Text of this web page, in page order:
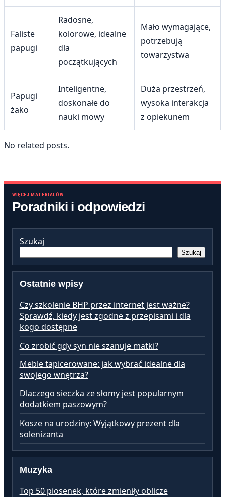
WIĘCEJ MATERIAŁÓW
Poradniki i odpowiedzi
Szukaj
Szukaj
Ostatnie wpisy
Czy szkolenie BHP przez internet jest ważne?
Sprawdź, kiedy jest zgodne z przepisami i dla
kogo dostępne
Co zrobić gdy syn nie szanuje matki?
Meble tapicerowane: jak wybrać idealne dla
swojego wnętrza?
Dlaczego sieczka ze słomy jest popularnym
dodatkiem paszowym?
Kosze na urodziny: Wyjątkowy prezent dla
solenizanta
Muzyka
Top 50 piosenek, które zmieniły oblicze
Faliste
papugi
Radosne,
kolorowe, idealne
dla
początkujących
Mało wymagające,
potrzebują
towarzystwa
Papugi
żako
Inteligentne,
doskonałe do
nauki mowy
Duża przestrzeń,
wysoka interakcja
z opiekunem
No related posts.